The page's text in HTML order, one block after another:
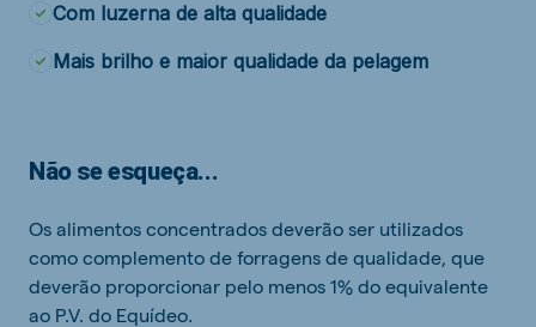
Com luzerna de alta qualidade
Mais brilho e maior qualidade da pelagem
Não se esqueça...
Os alimentos concentrados deverão ser utilizados
como complemento de forragens de qualidade, que
deverão proporcionar pelo menos 1% do equivalente
ao P.V. do Equídeo.